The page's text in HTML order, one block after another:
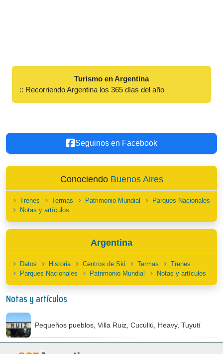
Turismo en Argentina
:: Recorriendo Argentina los 365 días del año
Seguinos en Facebook
Conociendo Buenos Aires
Trenes Termas Patrimonio Mundial
Parques Nacionales
Notas y artículos
Argentina
Datos Historia Centros de Ski Termas
Trenes
Parques Nacionales
Patrimonio Mundial Notas y artículos
Notas y artículos
Pequeños pueblos, Villa Ruiz, Cucullú, Heavy, Tuyutí